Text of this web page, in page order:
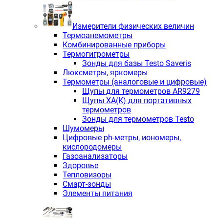
Измерители физических величин
Термоанемометры
Комбинированные приборы
Термогигрометры
Зонды для базы Testo Saveris
Люксметры, яркомеры
Термометры (аналоговые и цифровые)
Щупы для термометров AR9279
Щупы ХА(К) для портативных
термометров
Зонды для термометров Testo
Шумомеры
Цифровые ph-метры, иономеры,
кислородомеры
Газоанализаторы
Здоровье
Тепловизоры
Смарт-зонды
Элементы питания